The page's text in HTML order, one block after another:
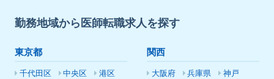
勤務地域から医師転職求人を探す
東京都
千代田区 中央区
港区
関西
大阪府 兵庫県
神戸